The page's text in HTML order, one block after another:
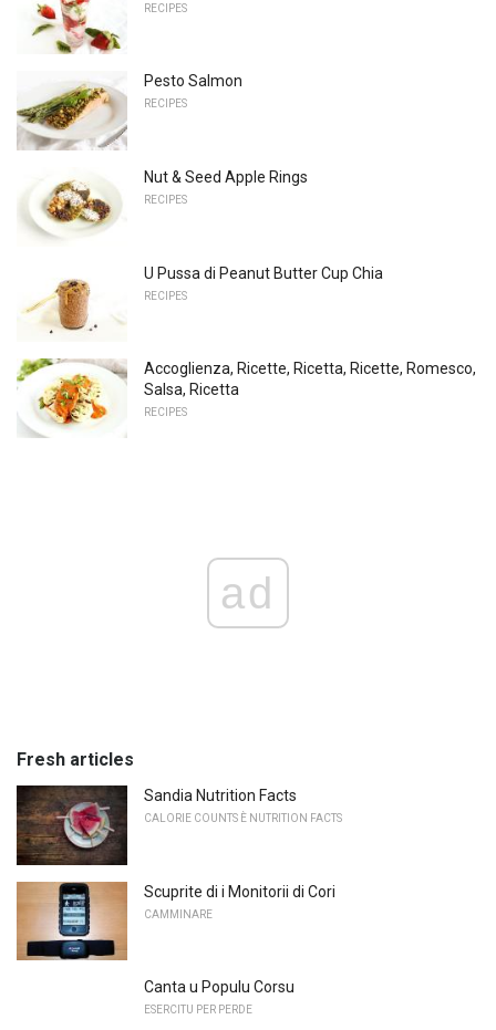
RECIPES
Pesto Salmon
RECIPES
Nut & Seed Apple Rings
RECIPES
U Pussa di Peanut Butter Cup Chia
RECIPES
Accoglienza, Ricette, Ricetta, Ricette, Romesco,
Salsa, Ricetta
RECIPES
ad
Fresh articles
Sandia Nutrition Facts
CALORIE COUNTS È NUTRITION FACTS
Scuprite di i Monitorii di Cori
CAMMINARE
Canta u Populu Corsu
ESERCITU PER PERDE